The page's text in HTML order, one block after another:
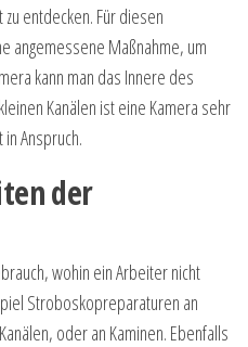
entdecken. Für diesen
angemessene Maßnahme, um
kann man das Innere des
Kanälen ist eine Kamera sehr
Anspruch.
der
wohin ein Arbeiter nicht
Stroboskopreparaturen an
oder an Kaminen. Ebenfalls